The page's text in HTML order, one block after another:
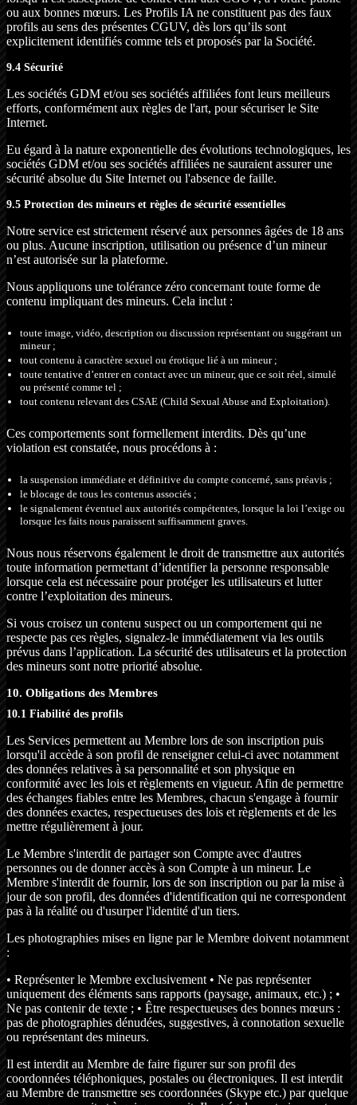
ou aux bonnes mœurs. Les Profils IA ne constituent pas des faux
profils au sens des présentes CGUV, dès lors qu’ils sont
explicitement identifiés comme tels et proposés par la Société.
9.4 Sécurité
Les sociétés GDM et/ou ses sociétés affiliées font leurs meilleurs
efforts, conformément aux règles de l'art, pour sécuriser le Site
Internet.
Eu égard à la nature exponentielle des évolutions technologiques, les
sociétés GDM et/ou ses sociétés affiliées ne sauraient assurer une
sécurité absolue du Site Internet ou l'absence de faille.
9.5 Protection des mineurs et règles de sécurité essentielles
Notre service est strictement réservé aux personnes âgées de 18 ans
ou plus. Aucune inscription, utilisation ou présence d’un mineur
n’est autorisée sur la plateforme.
Nous appliquons une tolérance zéro concernant toute forme de
contenu impliquant des mineurs. Cela inclut :
toute image, vidéo, description ou discussion représentant ou suggérant un
mineur ;
tout contenu à caractère sexuel ou érotique lié à un mineur ;
toute tentative d’entrer en contact avec un mineur, que ce soit réel, simulé
ou présenté comme tel ;
tout contenu relevant des CSAE (Child Sexual Abuse and Exploitation).
Ces comportements sont formellement interdits. Dès qu’une
violation est constatée, nous procédons à :
la suspension immédiate et définitive du compte concerné, sans préavis ;
le blocage de tous les contenus associés ;
le signalement éventuel aux autorités compétentes, lorsque la loi l’exige ou
lorsque les faits nous paraissent suffisamment graves.
Nous nous réservons également le droit de transmettre aux autorités
toute information permettant d’identifier la personne responsable
lorsque cela est nécessaire pour protéger les utilisateurs et lutter
contre l’exploitation des mineurs.
Si vous croisez un contenu suspect ou un comportement qui ne
respecte pas ces règles, signalez-le immédiatement via les outils
prévus dans l’application. La sécurité des utilisateurs et la protection
des mineurs sont notre priorité absolue.
10. Obligations des Membres
10.1 Fiabilité des profils
Les Services permettent au Membre lors de son inscription puis
lorsqu'il accède à son profil de renseigner celui-ci avec notamment
des données relatives à sa personnalité et son physique en
conformité avec les lois et règlements en vigueur. Afin de permettre
des échanges fiables entre les Membres, chacun s'engage à fournir
des données exactes, respectueuses des lois et règlements et de les
mettre régulièrement à jour.
Le Membre s'interdit de partager son Compte avec d'autres
personnes ou de donner accès à son Compte à un mineur. Le
Membre s'interdit de fournir, lors de son inscription ou par la mise à
jour de son profil, des données d'identification qui ne correspondent
pas à la réalité ou d'usurper l'identité d'un tiers.
Les photographies mises en ligne par le Membre doivent notamment
:
• Représenter le Membre exclusivement • Ne pas représenter
uniquement des éléments sans rapports (paysage, animaux, etc.) ; •
Ne pas contenir de texte ; • Être respectueuses des bonnes mœurs :
pas de photographies dénudées, suggestives, à connotation sexuelle
ou représentant des mineurs.
Il est interdit au Membre de faire figurer sur son profil des
coordonnées téléphoniques, postales ou électroniques. Il est interdit
au Membre de transmettre ses coordonnées (Skype etc.) par quelque